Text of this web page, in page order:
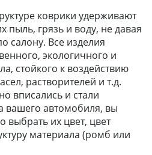
коврики удерживают
пыль, грязь и воду, не давая
салону. Все изделия
экологичного и
стойкого к воздействию
растворителей и т.д.
вписались и стали
вашего автомобиля, вы
выбрать их цвет, цвет
материала (ромб или